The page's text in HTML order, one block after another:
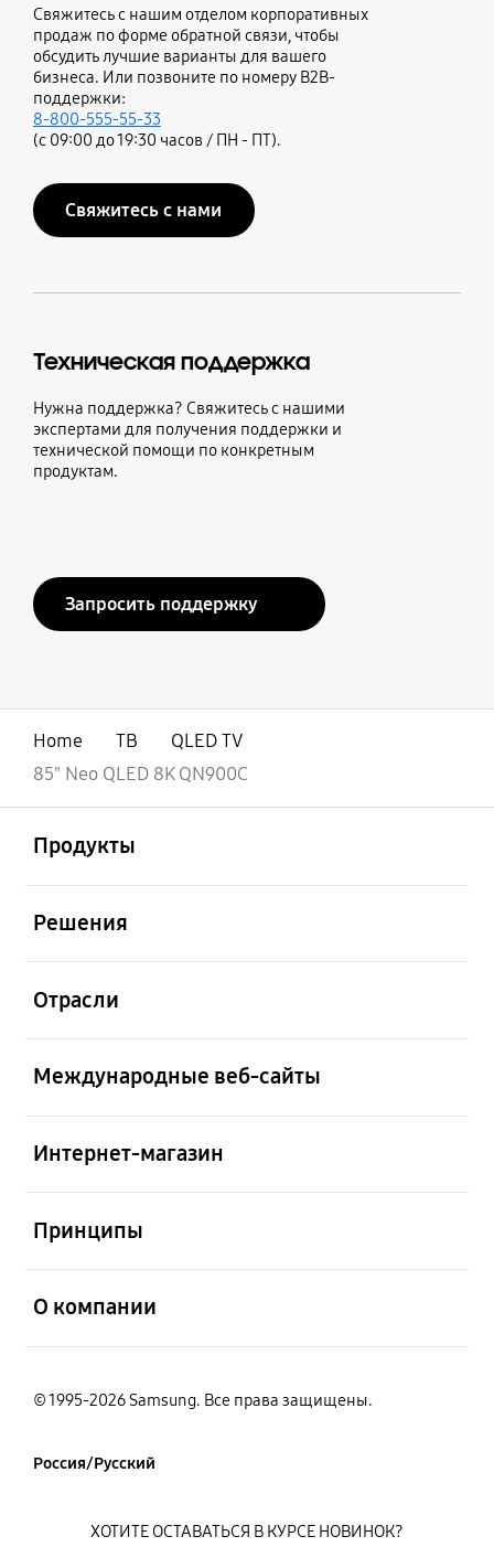
Свяжитесь с нашим отделом корпоративных
продаж по форме обратной связи, чтобы
обсудить лучшие варианты для вашего
бизнеса. Или позвоните по номеру B2B-
поддержки:
8-800-555-55-33
(с 09:00 до 19:30 часов / ПН - ПТ).
Свяжитесь с нами
Техническая поддержка
Нужна поддержка? Свяжитесь с нашими
экспертами для получения поддержки и
технической помощи по конкретным
продуктам.
Запросить поддержку
Home ТВ
QLED TV
85" Neo QLED 8K QN900C
Продукты
Решения
Отрасли
Международные веб-сайты
Интернет-магазин
Принципы
О компании
© 1995-2026 Samsung. Все права защищены.
Россия/Русский
ХОТИТЕ ОСТАВАТЬСЯ В КУРСЕ НОВИНОК?